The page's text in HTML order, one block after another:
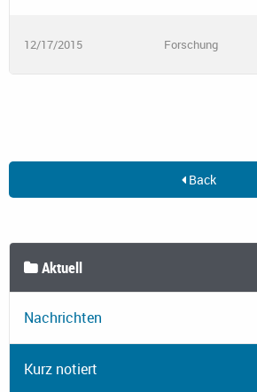
12/17/2015 Forschung
Back
Aktuell
Nachrichten
Kurz notiert